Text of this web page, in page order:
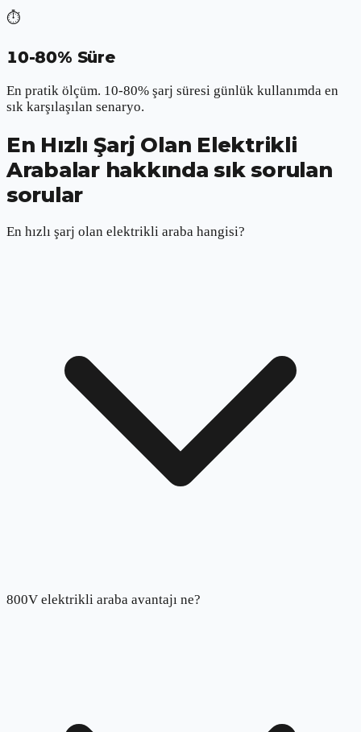
⏱️
10-80% Süre
En pratik ölçüm. 10-80% şarj süresi günlük kullanımda en
sık karşılaşılan senaryo.
En Hızlı Şarj Olan Elektrikli
Arabalar hakkında sık sorulan
sorular
En hızlı şarj olan elektrikli araba hangisi?
800V elektrikli araba avantajı ne?